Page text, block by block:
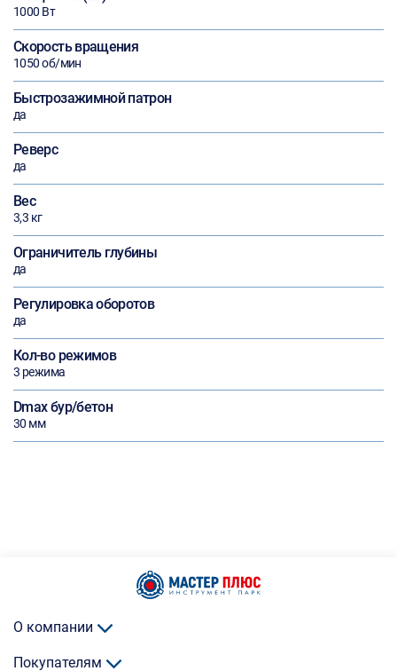
1000 Вт
Скорость вращения
1050 об/мин
Быстрозажимной патрон
да
Реверс
да
Вес
3,3 кг
Ограничитель глубины
да
Регулировка оборотов
да
Кол-во режимов
3 режима
Dmax бур/бетон
30 мм
О компании
Покупателям